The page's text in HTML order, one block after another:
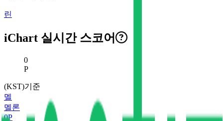
린
iChart 실시간 스코어
현재 스코어
0
P
(KST)기준
멜
멜론
0P